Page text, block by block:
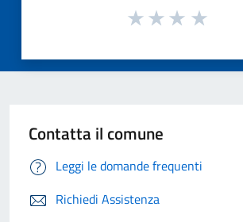
Contatta il comune
Leggi le domande frequenti
Richiedi Assistenza